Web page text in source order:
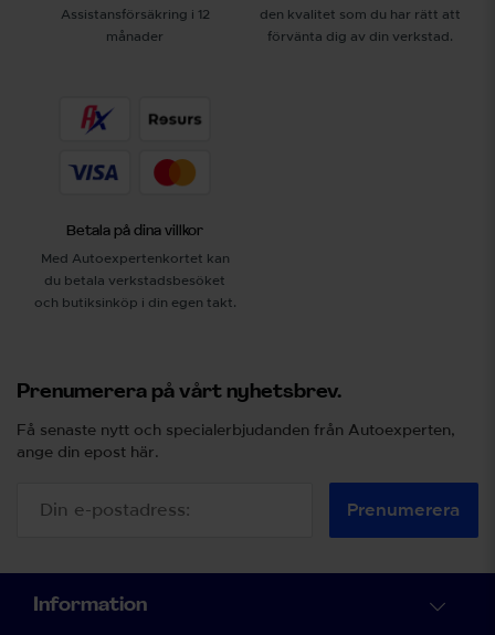
Assistansförsäkring i 12
månader
den kvalitet som du har rätt att
förvänta dig av din verkstad.
Betala på dina villkor
Med Autoexpertenkortet kan
du betala verkstadsbesöket
och butiksinköp i din egen takt.
Prenumerera på vårt nyhetsbrev.
Få senaste nytt och specialerbjudanden från Autoexperten,
ange din epost här.
Prenumerera
Information